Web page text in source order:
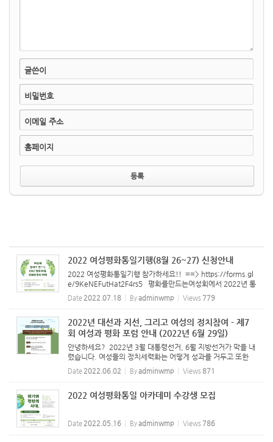
글쓴이
비밀번호
이메일 주소
홈페이지
2022 여성평화통일기행(8월 26~27) 신청안내
2022 여성평화통일기행 참가하세요!! ==> https://forms.gl
e/9KeNEFutHat2F4rs5 평화를만드는여성회에서 2022년 통
일교육협의회의 지원을 받아 "위기와 전환의 시대, 여성의 눈으
로 평화와 통일을 다시 들여다 본다." 를 진행하고 있습니다.
Date 2022.07.18 Byadminwmp Views 779
2022년 대선과 지선, 그리고 여성의 정치참여 - 제7
회 여성과 평화 포럼 안내 (2022년 6월 29일)
안녕하세요? 2022년 3월 대통령선거, 6월 지방선거가 막을 내
렸습니다. 여성들의 정치세력화는 어떻게 성과를 거두고 또한
어떤 과제를 남겼을까요? 평화여성회 부설 연구원의 '여성과 평
화포럼'에서 논의하는 자리를 마련했습니다. 관심있는 분들의
Date 2022.06.02 Byadminwmp Views 871
2022 여성평화통일 아카데미 수강생 모집
Date 2022.05.16 Byadminwmp Views 786